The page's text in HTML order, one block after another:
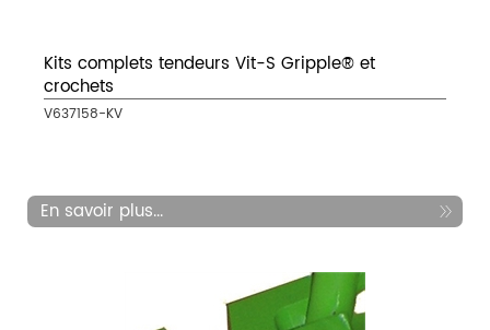
Kits complets tendeurs Vit-S Gripple® et
crochets
V637158-KV
En savoir plus...